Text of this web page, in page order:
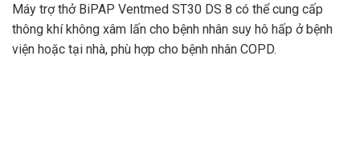
Máy trợ thở BiPAP Ventmed ST30 DS 8 có thể cung cấp
thông khí không xâm lấn cho bệnh nhân suy hô hấp ở bệnh
viện hoặc tại nhà, phù hợp cho bệnh nhân COPD.